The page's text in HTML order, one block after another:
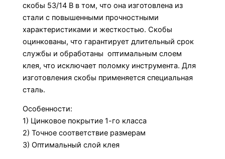
скобы 53/14 В в том, что она изготовлена из
стали с повышенными прочностными
характеристиками и жесткостью. Cкобы
оцинкованы, что гарантирует длительный срок
службы и обработаны оптимальным слоем
клея, что исключает поломку инструмента. Для
изготовления скобы применяется специальная
сталь.
Особенности:
1) Цинковое покрытие 1-го класса
2) Точное соответствие размерам
3) Оптимальный слой клея